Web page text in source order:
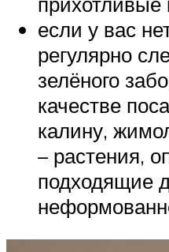
если у вас
регулярно
зелёного
качестве
калину,
– растения,
подходящие